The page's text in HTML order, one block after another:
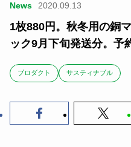
News 2020.09.13
1枚880円。秋冬用の銅
ック9月下旬発送分。予
ブロダクト サスティナブル